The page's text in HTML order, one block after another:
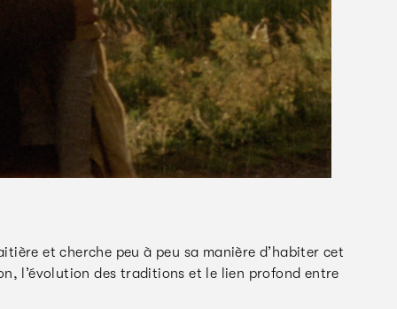
et cherche peu à peu sa manière d’habiter cet
l’évolution des traditions et le lien profond entre